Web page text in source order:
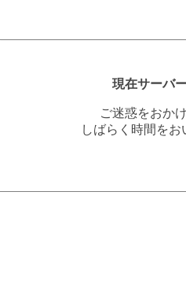
現在サーバ
ご迷惑をおか
しばらく時間を